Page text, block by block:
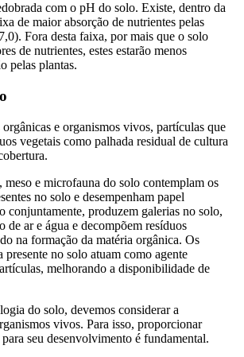
com o pH do solo. Existe, dentro da
de maior absorção de nutrientes pelas
Fora desta faixa, por mais que o solo
de nutrientes, estes estarão menos
pelas plantas.
e organismos vivos, partículas que
vegetais como palhada residual de cultura
meso e microfauna do solo contemplam os
no solo e desempenham papel
conjuntamente, produzem galerias no solo,
de ar e água e decompõem resíduos
na formação da matéria orgânica. Os
presente no solo atuam como agente
melhorando a disponibilidade de
do solo, devemos considerar a
vivos. Para isso, proporcionar
seu desenvolvimento é fundamental.